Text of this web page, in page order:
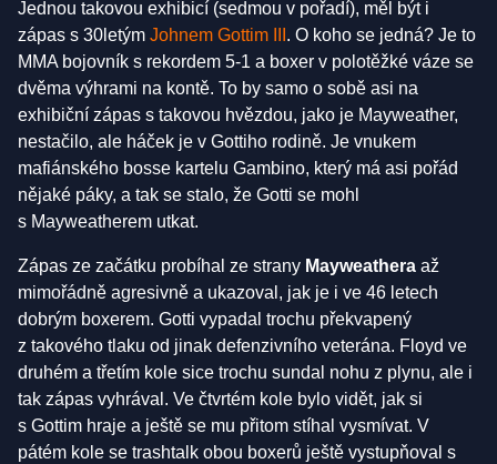
Jednou takovou exhibicí (sedmou v pořadí), měl být i
zápas s 30letým Johnem Gottim III . O koho se jedná? Je to
MMA bojovník s rekordem 5-1 a boxer v polotěžké váze se
dvěma výhrami na kontě. To by samo o sobě asi na
exhibiční zápas s takovou hvězdou, jako je Mayweather,
nestačilo, ale háček je v Gottiho rodině. Je vnukem
mafiánského bosse kartelu Gambino, který má asi pořád
nějaké páky, a tak se stalo, že Gotti se mohl
s Mayweatherem utkat.
Zápas ze začátku probíhal ze strany Mayweathera až
mimořádně agresivně a ukazoval, jak je i ve 46 letech
dobrým boxerem. Gotti vypadal trochu překvapený
z takového tlaku od jinak defenzivního veterána. Floyd ve
druhém a třetím kole sice trochu sundal nohu z plynu, ale i
tak zápas vyhrával. Ve čtvrtém kole bylo vidět, jak si
s Gottim hraje a ještě se mu přitom stíhal vysmívat. V
pátém kole se trashtalk obou boxerů ještě vystupňoval s